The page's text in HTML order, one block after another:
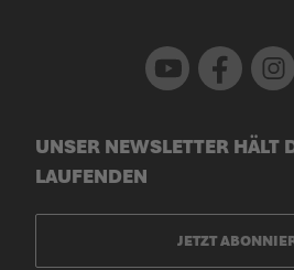
Youtube Facebook Instagram
UNSER NEWSLETTER HÄLT
LAUFENDEN
JETZT